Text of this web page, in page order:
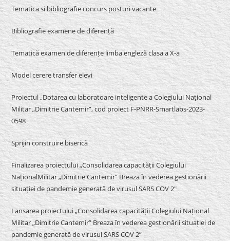
Tematica si bibliografie concurs posturi vacante
Bibliografie examene de diferență
Tematică examen de diferențe limba engleză clasa a X-a
Model cerere transfer elevi
Proiectul „Dotarea cu laboratoare inteligente a Colegiului Național
Militar „Dimitrie Cantemir”, cod proiect F-PNRR-Smartlabs-2023-
0598
Sprijin construire biserică
Finalizarea proiectului „Consolidarea capacității Colegiului
NaționalMilitar „Dimitrie Cantemir” Breaza în vederea gestionării
situației de pandemie generată de virusul SARS COV 2″
Lansarea proiectului „Consolidarea capacității Colegiului Național
Militar „Dimitrie Cantemir” Breaza în vederea gestionării situației de
pandemie generată de virusul SARS COV 2”